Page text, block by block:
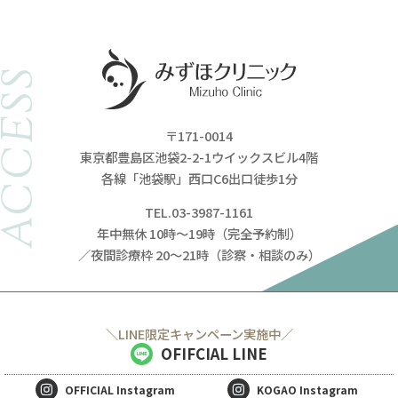
〒171-0014
東京都豊島区池袋2-2-1ウイックスビル4階
各線「池袋駅」西口C6出口徒歩1分
TEL.03-3987-1161
年中無休 10時～19時（完全予約制）
／夜間診療枠 20～21時（診察・相談のみ）
＼LINE限定キャンペーン実施中／
OFIFCIAL LINE
OFFICIAL Instagram KOGAO Instagram